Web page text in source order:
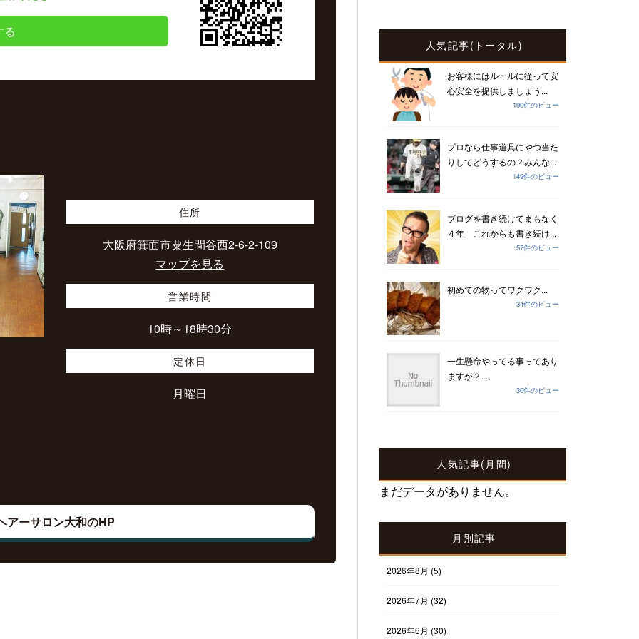
る
住所
大阪府箕面市粟生間谷西2-6-2-109
マップを見る
営業時間
10時～18時30分
定休日
月曜日
アーサロン大和のHP
人気記事(トータル)
お客様にはルールに従って安
心安全を提供しましょう...
190件のビュー
プロなら仕事道具にやつ当た
りしてどうするの？みんな...
149件のビュー
ブログを書き続けてまもなく
４年 これからも書き続け...
57件のビュー
初めての物ってワクワク...
34件のビュー
一生懸命やってる事ってあり
ますか？...
30件のビュー
人気記事(月間)
まだデータがありません。
月別記事
2026年8月 (5)
2026年7月 (32)
2026年6月 (30)